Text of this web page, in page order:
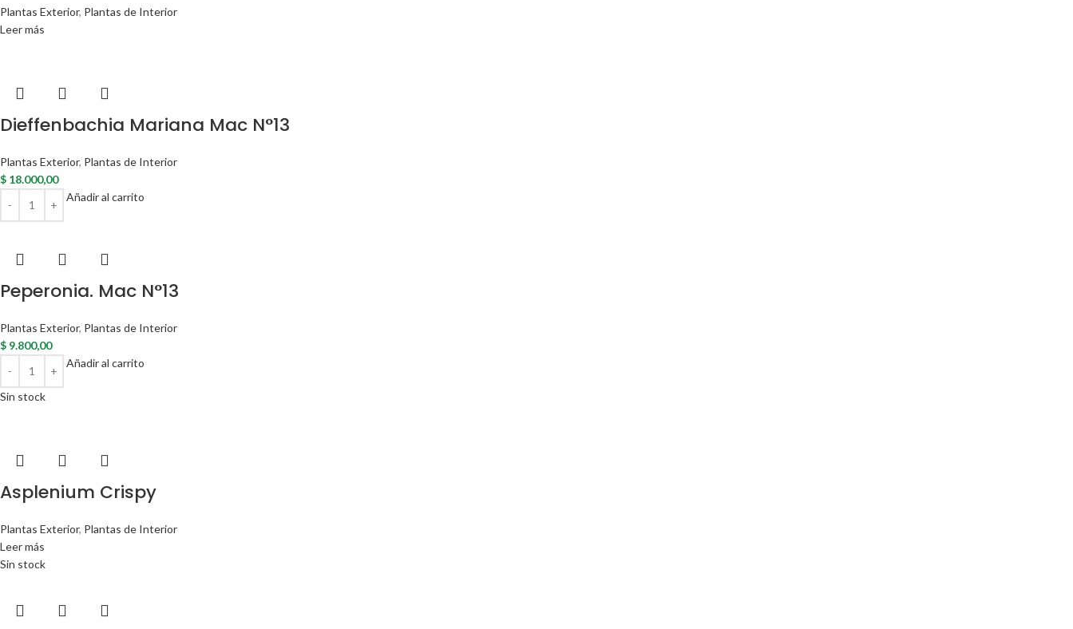
Plantas Exterior, Plantas de Interior
Leer más
Dieffenbachia Mariana Mac N°13
Plantas Exterior, Plantas de Interior
$ 18.000,00
Añadir al carrito
Peperonia. Mac N°13
Plantas Exterior, Plantas de Interior
$ 9.800,00
Añadir al carrito
Sin stock
Asplenium Crispy
Plantas Exterior, Plantas de Interior
Leer más
Sin stock